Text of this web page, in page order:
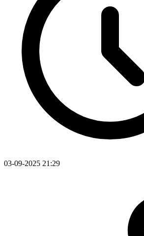
03-09-2025 21:29